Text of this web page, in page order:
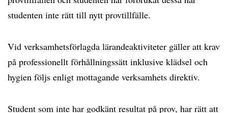
studenten inte rätt till nytt provtillfälle.
Vid verksamhetsförlagda lärandeaktiviteter gäller att krav
på professionellt förhållningssätt inklusive klädsel och
hygien följs enligt mottagande verksamhets direktiv.
Student som inte har godkänt resultat på prov, har rätt att